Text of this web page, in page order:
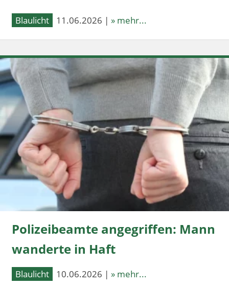
Blaulicht 11.06.2026 | » mehr...
Polizeibeamte angegriffen: Mann
wanderte in Haft
Blaulicht 10.06.2026 | » mehr...